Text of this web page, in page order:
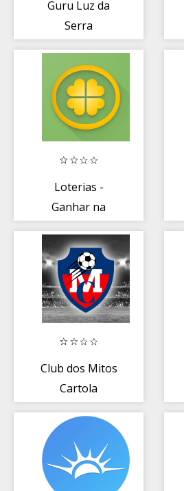
Guru Luz da
Serra
Loterias -
Ganhar na
Club dos Mitos
Cartola